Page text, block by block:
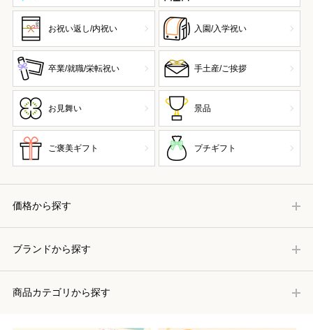
お祝い返し/内祝い 入園/入学祝い
卒業/就職/栄転祝い 手土産/ご挨拶
お見舞い 景品
ご褒美ギフト プチギフト
価格から探す
ブランドから探す
商品カテゴリから探す